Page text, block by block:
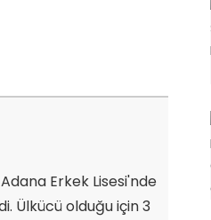
Erkek Lisesi'nde
Ülkücü olduğu için 3